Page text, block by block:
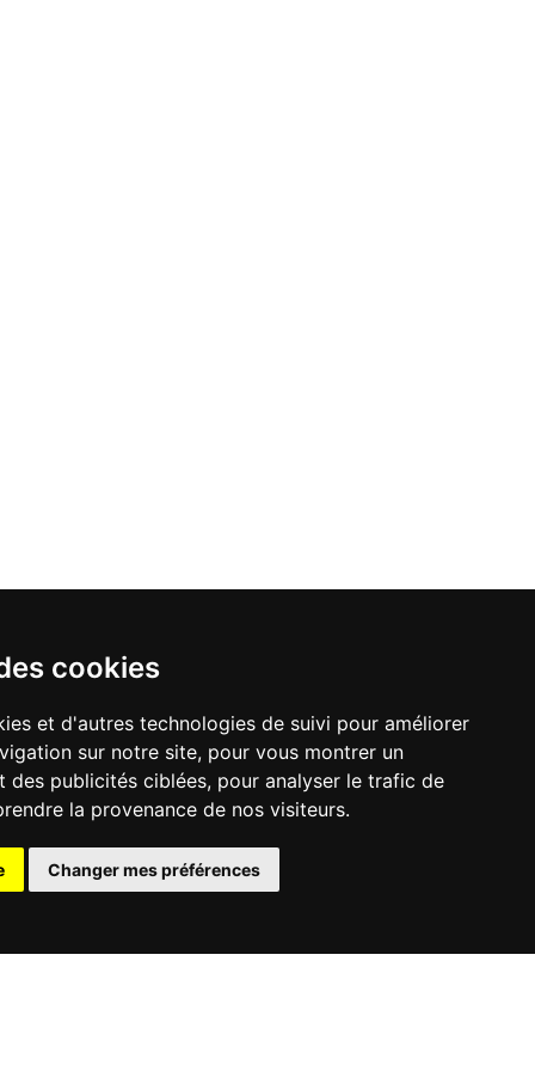
cookies
et d'autres technologies de suivi pour améliorer
sur notre site, pour vous montrer un
des publicités ciblées, pour analyser le trafic de
la provenance de nos visiteurs.
Changer mes préférences